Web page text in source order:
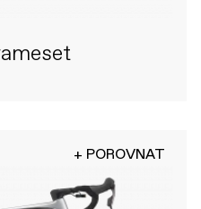
+ POROVNAT